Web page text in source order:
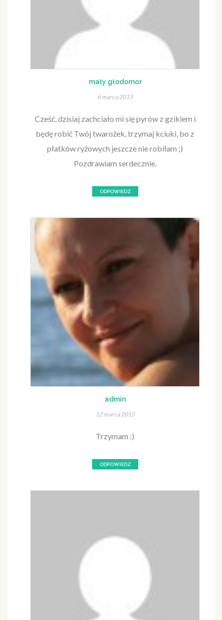
mały głodomor
6 marca 2015
Cześć, dzisiaj zachciało mi się pyrów z gzikiem i
będę robić Twój twarożek, trzymaj kciuki, bo z
płatków ryżowych jeszcze nie robiłam ;)
Pozdrawiam serdecznie.
ODPOWIEDZ
admin
12 marca 2015
Trzymam :)
ODPOWIEDZ